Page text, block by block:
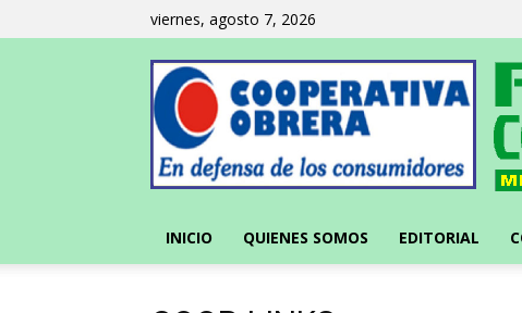
viernes, agosto 7, 2026
INICIO QUIENES SOMOS EDITORIAL